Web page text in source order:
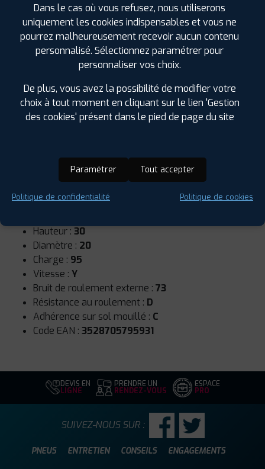
Runflat :Oui
Hauteur : 30
Diamètre : 20
Charge : 95
Vitesse : Y
Bruit de roulement externe : 73
Résistance au roulement : D
Adhérence sur sol mouillé : C
Code EAN : 3528705795931
DEVIS EN
LIGNE
PRENDRE UN
RENDEZ-VOUS
ESPACE
PRO
PNEUS ENTRETIEN CONSEILS ENGAGEMENTS
SUIVEZ-NOUS SUR :
Dans le cas où vous refusez, nous utiliserons
uniquement les cookies indispensables et vous ne
pourrez malheureusement recevoir aucun contenu
personnalisé. Sélectionnez paramétrer pour
personnaliser vos choix.
De plus, vous avez la possibilité de modifier votre
choix à tout moment en cliquant sur le lien 'Gestion
des cookies' présent dans le pied de page du site
Paramétrer Tout accepter
Politique de confidentialité Politique de cookies